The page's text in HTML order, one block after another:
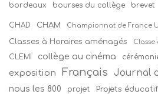
bordeaux bourses du collège brevet
CHAD CHAM Championnat de France
Classes à Horaires aménagés Classe
CLEMI collège au cinéma
exposition Français Journal
nous les 800 projet Projets